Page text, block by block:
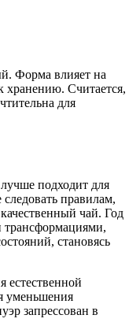
Форма влияет на
хранению. Считается,
для
подходит для
следовать правилам,
чай. Год
трансформациями,
становясь
естественной
уменьшения
запрессован в